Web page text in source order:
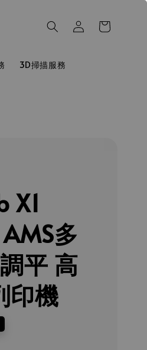
3D掃描服務
X1
多
平 高
印機